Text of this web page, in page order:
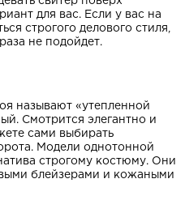
для вас. Если у вас на
строгого делового стиля,
не подойдет.
называют «утепленной
Смотрится элегантно и
сами выбирать
Модели однотонной
строгому костюму. Они
блейзерами и кожаными